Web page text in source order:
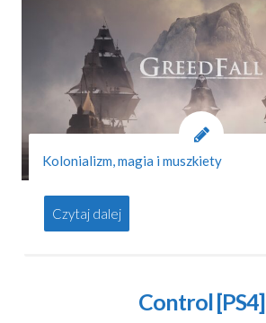
Kolonializm, magia i muszkiety
Czytaj dalej
Control [PS4]